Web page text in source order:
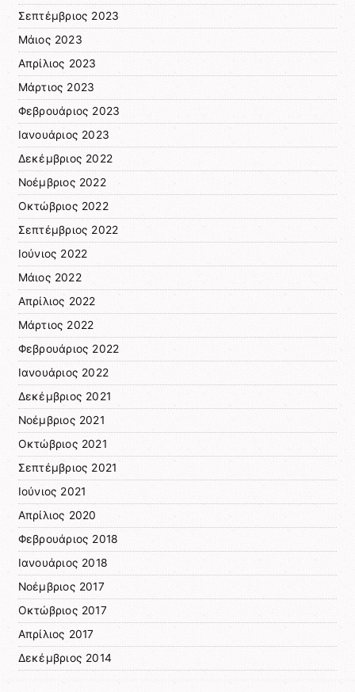
Σεπτέμβριος 2023
Μάιος 2023
Απρίλιος 2023
Μάρτιος 2023
Φεβρουάριος 2023
Ιανουάριος 2023
Δεκέμβριος 2022
Νοέμβριος 2022
Οκτώβριος 2022
Σεπτέμβριος 2022
Ιούνιος 2022
Μάιος 2022
Απρίλιος 2022
Μάρτιος 2022
Φεβρουάριος 2022
Ιανουάριος 2022
Δεκέμβριος 2021
Νοέμβριος 2021
Οκτώβριος 2021
Σεπτέμβριος 2021
Ιούνιος 2021
Απρίλιος 2020
Φεβρουάριος 2018
Ιανουάριος 2018
Νοέμβριος 2017
Οκτώβριος 2017
Απρίλιος 2017
Δεκέμβριος 2014